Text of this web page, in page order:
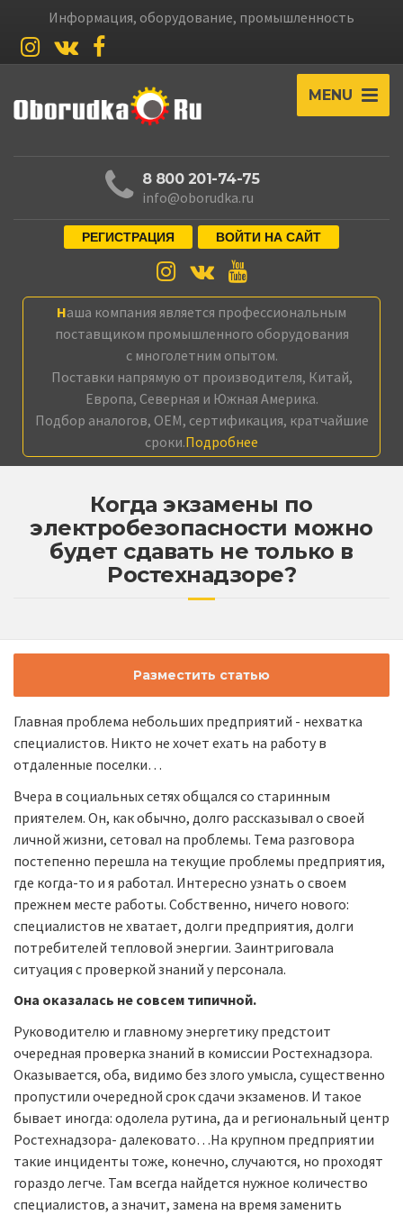
Информация, оборудование, промышленность
MENU
8 800 201-74-75
info@oborudka.ru
РЕГИСТРАЦИЯ ВОЙТИ НА САЙТ
Наша компания является профессиональным
поставщиком промышленного оборудования
с многолетним опытом.
Поставки напрямую от производителя, Китай,
Европа, Северная и Южная Америка.
Подбор аналогов, OEM, сертификация, кратчайшие
сроки.Подробнее
Когда экзамены по
электробезопасности можно
будет сдавать не только в
Ростехнадзоре?
Разместить статью
Главная проблема небольших предприятий - нехватка
специалистов. Никто не хочет ехать на работу в
отдаленные поселки…
Вчера в социальных сетях общался со старинным
приятелем. Он, как обычно, долго рассказывал о своей
личной жизни, сетовал на проблемы. Тема разговора
постепенно перешла на текущие проблемы предприятия,
где когда-то и я работал. Интересно узнать о своем
прежнем месте работы. Собственно, ничего нового:
специалистов не хватает, долги предприятия, долги
потребителей тепловой энергии. Заинтриговала
ситуация с проверкой знаний у персонала.
Она оказалась не совсем типичной.
Руководителю и главному энергетику предстоит
очередная проверка знаний в комиссии Ростехнадзора.
Оказывается, оба, видимо без злого умысла, существенно
пропустили очередной срок сдачи экзаменов. И такое
бывает иногда: одолела рутина, да и региональный центр
Ростехнадзора- далековато…На крупном предприятии
такие инциденты тоже, конечно, случаются, но проходят
гораздо легче. Там всегда найдется нужное количество
специалистов, а значит, замена на время заменить